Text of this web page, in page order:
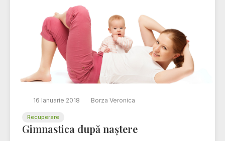
16 Ianuarie 2018 Borza Veronica
Recuperare
Gimnastica după naștere